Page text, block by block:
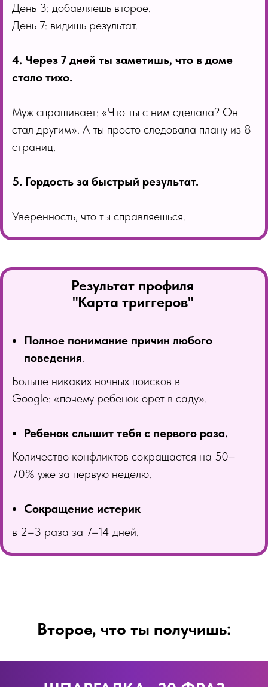
День 3: добавляешь второе.
День 7: видишь результат.
4. Через 7 дней ты заметишь, что в доме
стало тихо.
Муж спрашивает: «Что ты с ним сделала? Он
стал другим». А ты просто следовала плану из 8
страниц.
5. Гордость за быстрый результат.
Уверенность, что ты справляешься.
Результат профиля
"Карта триггеров"
Полное понимание причин любого
поведения.
Больше никаких ночных поисков в
Google: «почему ребенок орет в саду».
Ребенок слышит тебя с первого раза.
Количество конфликтов сокращается на 50–
70% уже за первую неделю.
Сокращение истерик
в 2–3 раза за 7–14 дней.
Второе, что ты получишь: